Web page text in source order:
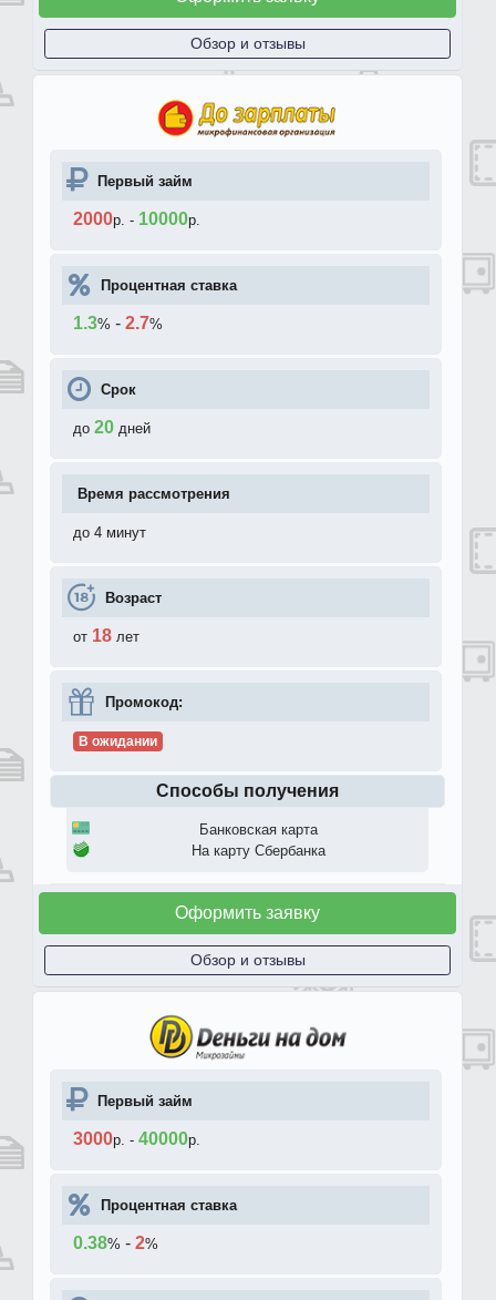
Обзор и отзывы
Первый займ
2000р. - 10000р.
Процентная ставка
1.3% - 2.7%
Срок
до 20 дней
Время рассмотрения
до 4 минут
Возраст
от 18 лет
Промокод:
В ожидании
Способы получения
Банковская карта
На карту Сбербанка
Оформить заявку
Обзор и отзывы
Первый займ
3000р. - 40000р.
Процентная ставка
0.38% - 2%